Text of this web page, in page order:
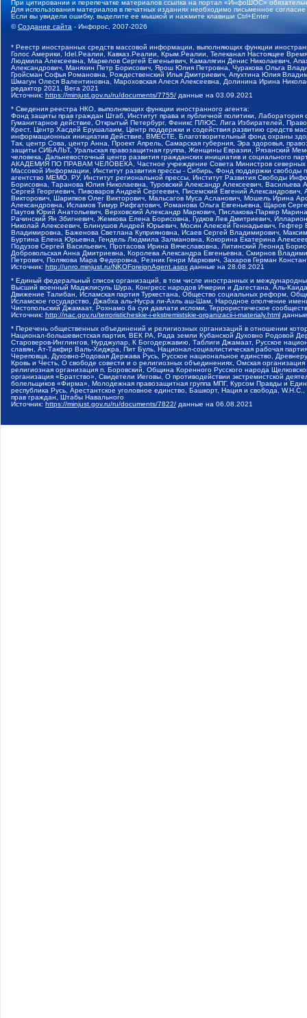
При цитировании и перепечатке материалов ссылка на портал «ИнфоШОС»
Для использования материалов в печатных изданиях необходимо письменное
Если вы увидели ошибку, выделите ее мышкой и нажмите клавиши Ctrl+Enter
©Создание сайта - Инфорос, 2007-2026
* Реестр иностранных средств массовой информации, выполняющих функции
Голос Америки, Idel.Реалии, Кавказ.Реалии, Крым.Реалии, Телеканал Настоящее
Людмила Алексеевна, Маркелов Сергей Евгеньевич, Камалягин Денис Николаевич,
Александрович, Маняхин Петр Борисович, Ярош Юлия Петровна, Чуракова Ольга
Гройсман Софья Романовна, Рождественский Илья Дмитриевич, Апухтина Юлия
Шмагун Олеся Валентиновна, Мароховская Алеся Алексеевна, Долинина Ирина
редактор 2021, Вега 2021
Источник: https://minjust.gov.ru/ru/documents/7755/ данные на 03.09.2021
* Сведения реестра НКО, выполняющих функции иностранного агента:
Фонд защиты прав граждан Штаб, Институт права и публичной политики,
Гуманитарное действие, Открытый Петербург, Феникс ПЛЮС, Лига Избирателей,
Крест, Центр Хасдей Ерушалаим, Центр поддержки и содействия развитию средств
информационных инициатив Действие, ВМЕСТЕ, Благотворительный фонд охраны
Так, центр Сова, центр Анна, Проект Апрель, Самарская губерния, Эра здоровья,
защиты СИБАЛЬТ, Уральская правозащитная группа, Женщины Евразии, Рязанский
человека, Дальневосточный центр развития гражданских инициатив и социального
АКАДЕМИЯ ПО ПРАВАМ ЧЕЛОВЕКА, Частное учреждение Совета Министров северных
Массовой Информации, Институт развития прессы - Сибирь, Фонд поддержки
агентство МЕМО. РУ, Институт региональной прессы, Институт Развития Свободы
Борисовна, Таранова Юлия Николаевна, Туровский Александр Алексеевич,
Сергей Георгиевич, Пивоваров Андрей Сергеевич, Писемский Евгений
Викторович, Шарипков Олег Викторович, Мальсагов Муса Асланович, Мошель Ирина
Александровна, Исламов Тимур Рифгатович, Романова Ольга Евгеньевна, Щаров
Паутов Юрий Анатольевич, Верховский Александр Маркович, Пислакова-Паркер
Рачинский Ян Збигневич, Жемкова Елена Борисовна, Гудков Лев Дмитриевич,
Николай Алексеевич, Блинушов Андрей Юрьевич, Мосин Алексей Геннадьевич,
Владимировна, Баженова Светлана Куприяновна, Исаев Сергей Владимирович,
Буртина Елена Юрьевна, Гендель Людмила Залмановна, Кокорина Екатерина
Подузов Сергей Васильевич, Протасова Ирина Вячеславовна, Литинский Леонид
Добровольская Анна Дмитриевна, Королева Александра Евгеньевна, Смирнов
Петрович, Полякова Мара Федоровна, Резник Генри Маркович, Захаров Герман
Источник: http://unro.minjust.ru/NKOForeignAgent.aspx данные на 28.08.2021
* Единый федеральный список организаций, в том числе иностранных и
Высший военный Маджлисуль Шура, Конгресс народов Ичкерии и Дагестана, Аль-
Движение Талибан, Исламская партия Туркестана, Общество социальных реформ,
Исламское государство, Джабха аль-Нусра ли-Ахль аш-Шам, Народное ополчение
Чистопольский Джамаат, Рохнамо ба суи давлати исломи, Террористическое
Источник: http://nac.gov.ru/terroristicheskie-i-ekstremistskie-organizacii-i-materialy.html
* Перечень общественных объединений и религиозных организаций в отношении
Национал-большевистская партия, ВЕК РА, Рада земли Кубанской Духовно Родовой
Староверов-Инглингов, Нурджулар, К Богодержавию, Таблиги Джамаат, Русское
славян, Ат-Такфир Валь-Хиджра, Пит Буль, Национал-социалистическая рабочая
Череповца, Духовно-Родовая Держава Русь, Русское национальное единство,
Кровь и Честь, О свободе совести и о религиозных объединениях, Омская
религиозная организация п. Боровский, Община Коренного Русского народа
организация «Братство», Свидетели Иеговы, О противодействии экстремистской
болельщиков «Фирма», Молодежная правозащитная группа МПГ, Курсом Правды и
республика Русь, Арестантское уголовное единство, Башкорт, Нация и свобода,
прав граждан, Штабы Навального
Источник: https://minjust.gov.ru/ru/documents/7822/ данные на 06.08.2021